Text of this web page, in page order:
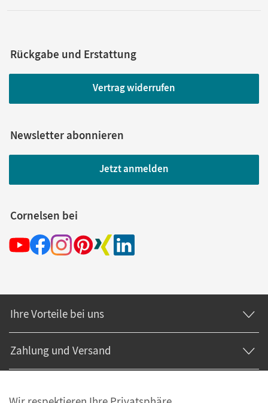
Rückgabe und Erstattung
Vertrag widerrufen
Newsletter abonnieren
Jetzt anmelden
Cornelsen bei
Ihre Vorteile bei uns
Zahlung und Versand